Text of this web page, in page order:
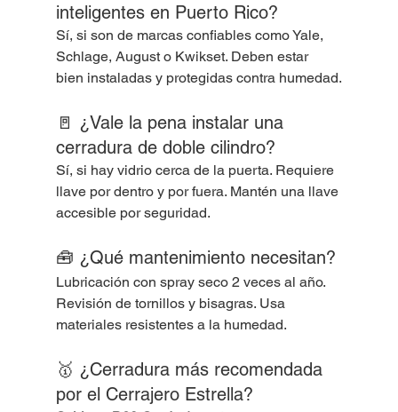
inteligentes en Puerto Rico?
Sí, si son de marcas confiables como Yale,
Schlage, August o Kwikset. Deben estar
bien instaladas y protegidas contra humedad.
🚪 ¿Vale la pena instalar una
cerradura de doble cilindro?
Sí, si hay vidrio cerca de la puerta. Requiere
llave por dentro y por fuera. Mantén una llave
accesible por seguridad.
🧰 ¿Qué mantenimiento necesitan?
Lubricación con spray seco 2 veces al año.
Revisión de tornillos y bisagras. Usa
materiales resistentes a la humedad.
🥇 ¿Cerradura más recomendada
por el Cerrajero Estrella?